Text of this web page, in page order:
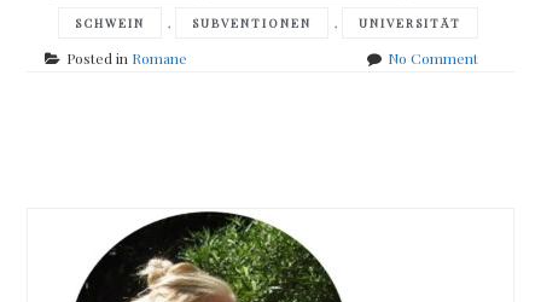
SCHWEIN , SUBVENTIONEN , UNIVERSITÄT
Posted in Romane No Commenton
navigation